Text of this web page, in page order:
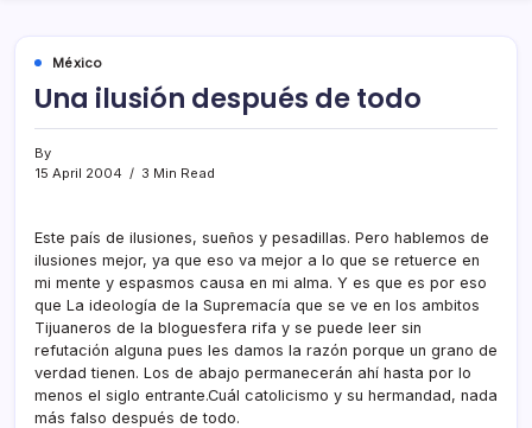
México
Una ilusión después de todo
By
15 April 2004
3 Min Read
Este paí­s de ilusiones, sueños y pesadillas. Pero hablemos de
ilusiones mejor, ya que eso va mejor a lo que se retuerce en
mi mente y espasmos causa en mi alma. Y es que es por eso
que La ideologí­a de la Supremací­a que se ve en los ambitos
Tijuaneros de la bloguesfera rifa y se puede leer sin
refutación alguna pues les damos la razón porque un grano de
verdad tienen. Los de abajo permanecerán ahí­ hasta por lo
menos el siglo entrante.Cuál catolicismo y su hermandad, nada
más falso después de todo.